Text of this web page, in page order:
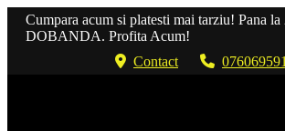
Cumpara acum si platesti mai tarziu! Pana
DOBANDA. Profita Acum!
Contact